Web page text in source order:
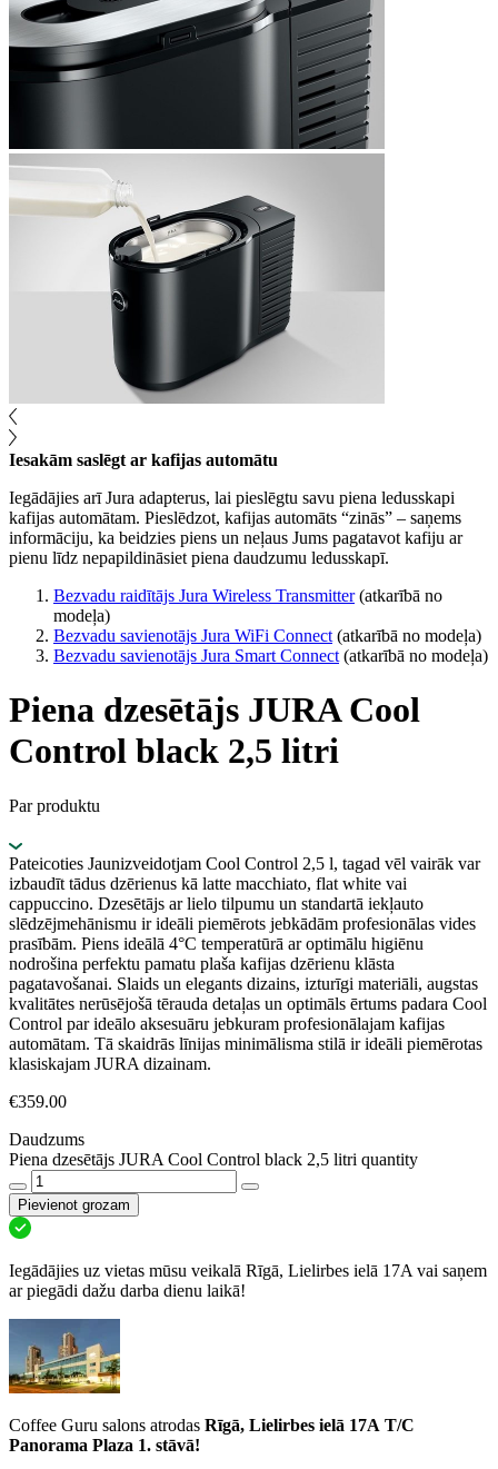
Iesakām saslēgt ar kafijas automātu
Iegādājies arī Jura adapterus, lai pieslēgtu savu piena ledusskapi
kafijas automātam. Pieslēdzot, kafijas automāts “zinās” – saņems
informāciju, ka beidzies piens un neļaus Jums pagatavot kafiju ar
pienu līdz nepapildināsiet piena daudzumu ledusskapī.
Bezvadu raidītājs Jura Wireless Transmitter(atkarībā no
modeļa)
Bezvadu savienotājs Jura WiFi Connect (atkarībā no modeļa)
Bezvadu savienotājs Jura Smart Connect (atkarībā no modeļa)
Piena dzesētājs JURA Cool
Control black 2,5 litri
Par produktu
Pateicoties Jaunizveidotjam Cool Control 2,5 l, tagad vēl vairāk var
izbaudīt tādus dzērienus kā latte macchiato, flat white vai
cappuccino. Dzesētājs ar lielo tilpumu un standartā iekļauto
slēdzējmehānismu ir ideāli piemērots jebkādām profesionālas vides
prasībām. Piens ideālā 4°C temperatūrā ar optimālu higiēnu
nodrošina perfektu pamatu plaša kafijas dzērienu klāsta
pagatavošanai. Slaids un elegants dizains, izturīgi materiāli, augstas
kvalitātes nerūsējošā tērauda detaļas un optimāls ērtums padara Cool
Control par ideālo aksesuāru jebkuram profesionālajam kafijas
automātam. Tā skaidrās līnijas minimālisma stilā ir ideāli piemērotas
klasiskajam JURA dizainam.
€359.00
Daudzums
Piena dzesētājs JURA Cool Control black 2,5 litri quantity
Pievienot grozam
Iegādājies uz vietas mūsu veikalā Rīgā, Lielirbes ielā 17A vai saņem
ar piegādi dažu darba dienu laikā!
Coffee Guru salons atrodas Rīgā, Lielirbes ielā 17A T/C
Panorama Plaza 1. stāvā!